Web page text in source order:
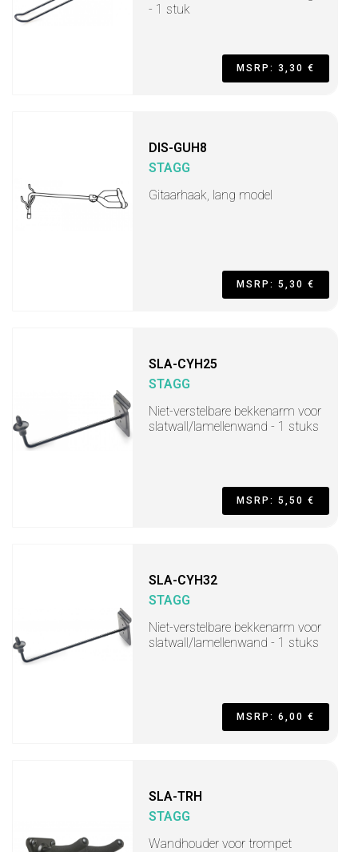
- 1 stuk
MSRP: 3,30 €
DIS-GUH8
STAGG
Gitaarhaak, lang model
MSRP: 5,30 €
SLA-CYH25
STAGG
Niet-verstelbare bekkenarm voor
slatwall/lamellenwand - 1 stuks
MSRP: 5,50 €
SLA-CYH32
STAGG
Niet-verstelbare bekkenarm voor
slatwall/lamellenwand - 1 stuks
MSRP: 6,00 €
SLA-TRH
STAGG
Wandhouder voor trompet